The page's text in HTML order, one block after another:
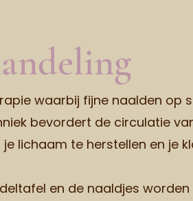
waarbij fijne naalden op
bevordert de circulatie
lichaam te herstellen en je
en de naaldjes